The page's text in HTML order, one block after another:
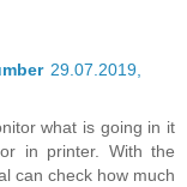
29.07.2019,
what is going in it
in printer. With the
can check how much